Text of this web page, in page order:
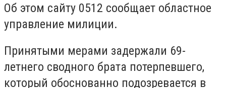
Об этом сайту 0512 сообщает областное
управление милиции.
Принятыми мерами задержали 69-
летнего сводного брата потерпевшего,
который обоснованно подозревается в